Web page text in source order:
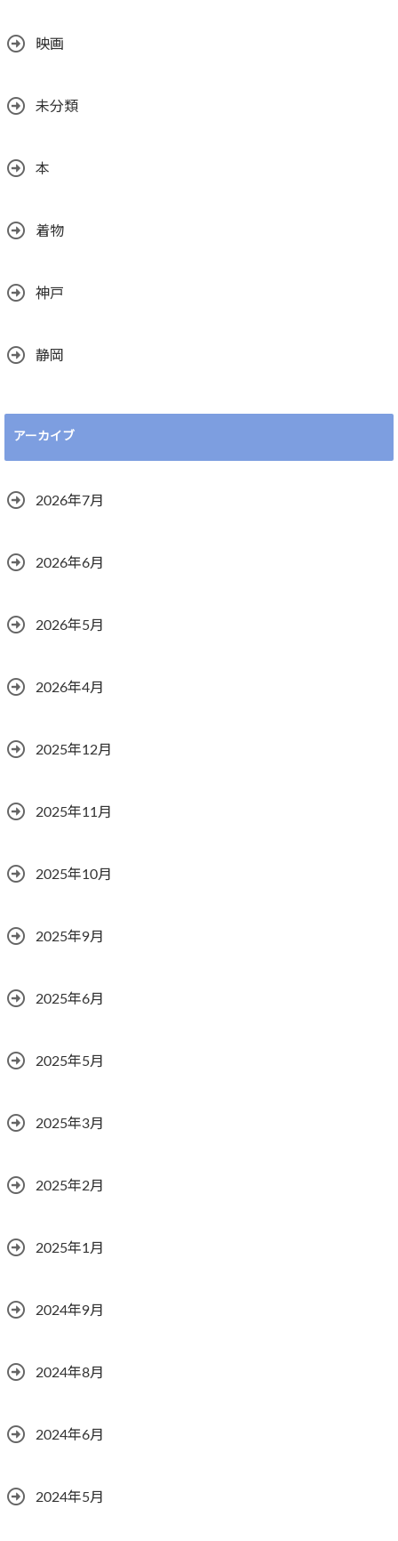
映画
未分類
本
着物
神戸
静岡
アーカイブ
2026年7月
2026年6月
2026年5月
2026年4月
2025年12月
2025年11月
2025年10月
2025年9月
2025年6月
2025年5月
2025年3月
2025年2月
2025年1月
2024年9月
2024年8月
2024年6月
2024年5月